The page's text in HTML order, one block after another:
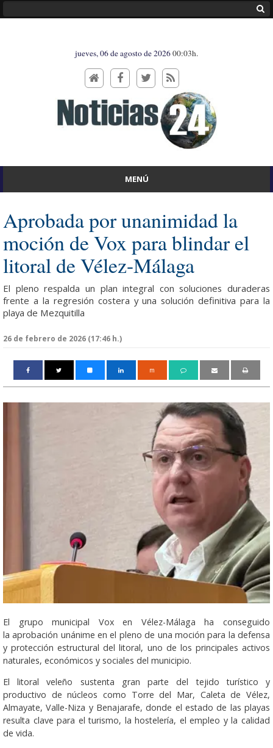
jueves, 06 de agosto de 202600:03h.
MENÚ
Aprobada por unanimidad la
moción de Vox para blindar el
litoral de Vélez-Málaga
El pleno respalda un plan integral con soluciones duraderas
frente a la regresión costera y una solución definitiva para la
playa de Mezquitilla
26 de febrero de 2026 (17:46 h.)
m
El grupo municipal Vox en Vélez-Málaga ha conseguido
la aprobación unánime en el pleno de una moción para la defensa
y protección estructural del litoral, uno de los principales activos
naturales, económicos y sociales del municipio.
El litoral veleño sustenta gran parte del tejido turístico y
productivo de núcleos como Torre del Mar, Caleta de Vélez,
Almayate, Valle-Niza y Benajarafe, donde el estado de las playas
resulta clave para el turismo, la hostelería, el empleo y la calidad
de vida.